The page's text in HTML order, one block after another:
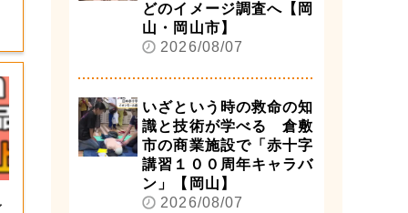
どのイメージ調査へ【岡
山・岡山市】
2026/08/07
いざという時の救命の知
識と技術が学べる 倉敷
市の商業施設で「赤十字
講習１００周年キャラバ
ン」【岡山】
2026/08/07